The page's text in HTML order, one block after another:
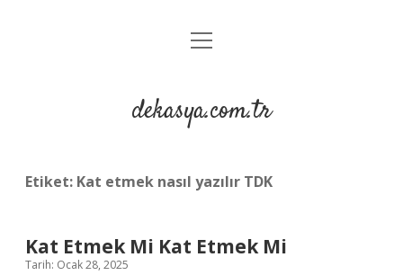
Anasayfa
Yasal Uyarı
menüyü
dekasya.com.tr
Etiket: Kat etmek nasıl yazılır TDK
Kat Etmek Mi Kat Etmek Mi
Tarih: Ocak 28, 2025